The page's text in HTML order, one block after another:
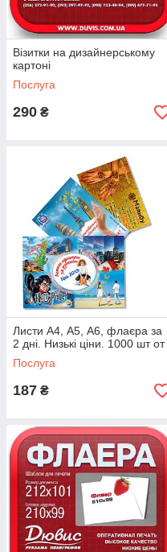
Візитки на дизайнерському
картоні
Послуга
290 ₴
Листи А4, А5, А6, флаєра за
2 дні. Низькі ціни. 1000 шт от
Послуга
187 ₴